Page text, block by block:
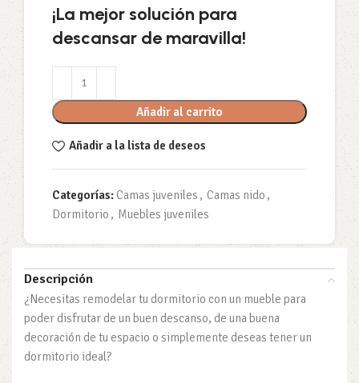
¡La mejor solución para
descansar de maravilla!
Añadir al carrito
Añadir a la lista de deseos
Categorías: Camas juveniles , Camas nido ,
Dormitorio , Muebles juveniles
Descripción
¿Necesitas remodelar tu dormitorio con un mueble para
poder disfrutar de un buen descanso, de una buena
decoración de tu espacio o simplemente deseas tener un
dormitorio ideal?